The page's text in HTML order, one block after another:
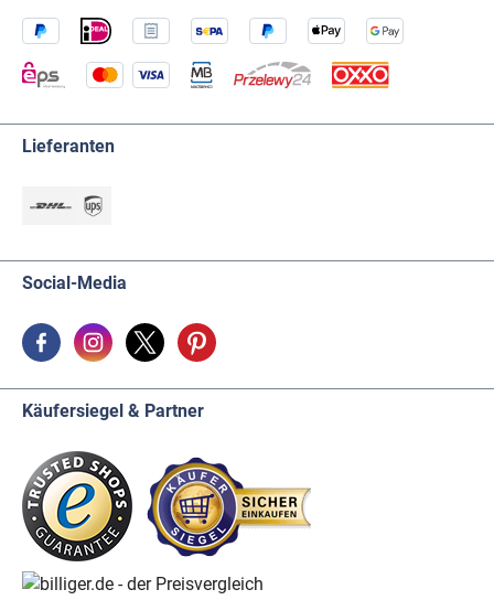
Lieferanten
Social-Media
Käufersiegel & Partner